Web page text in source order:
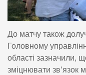
До матчу також
Головному
області зазначили,
зміцнювати зв’язок